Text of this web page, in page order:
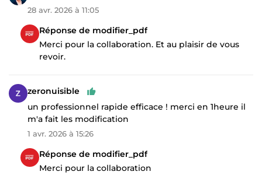
28 avr. 2026 à 11:05
Réponse de modifier_pdf
Merci pour la collaboration. Et au plaisir de vous
revoir.
zeronuisible
un professionnel rapide efficace ! merci en 1heure il
m'a fait les modification
1 avr. 2026 à 15:26
Réponse de modifier_pdf
Merci pour la collaboration